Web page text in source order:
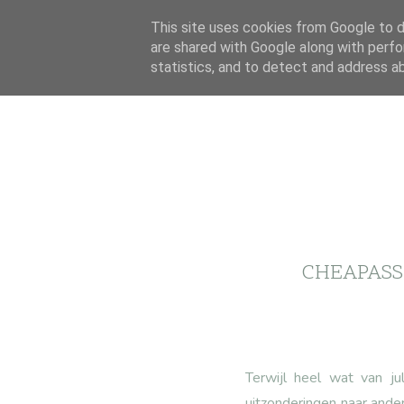
Terwijl heel wat van
This site uses cookies from Google to
are shared with Google along with
statistics, and to detect and address